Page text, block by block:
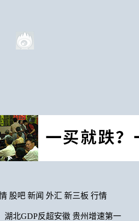
吧 新闻 外汇 新三板 行情
北GDP反超安徽 贵州增速第一